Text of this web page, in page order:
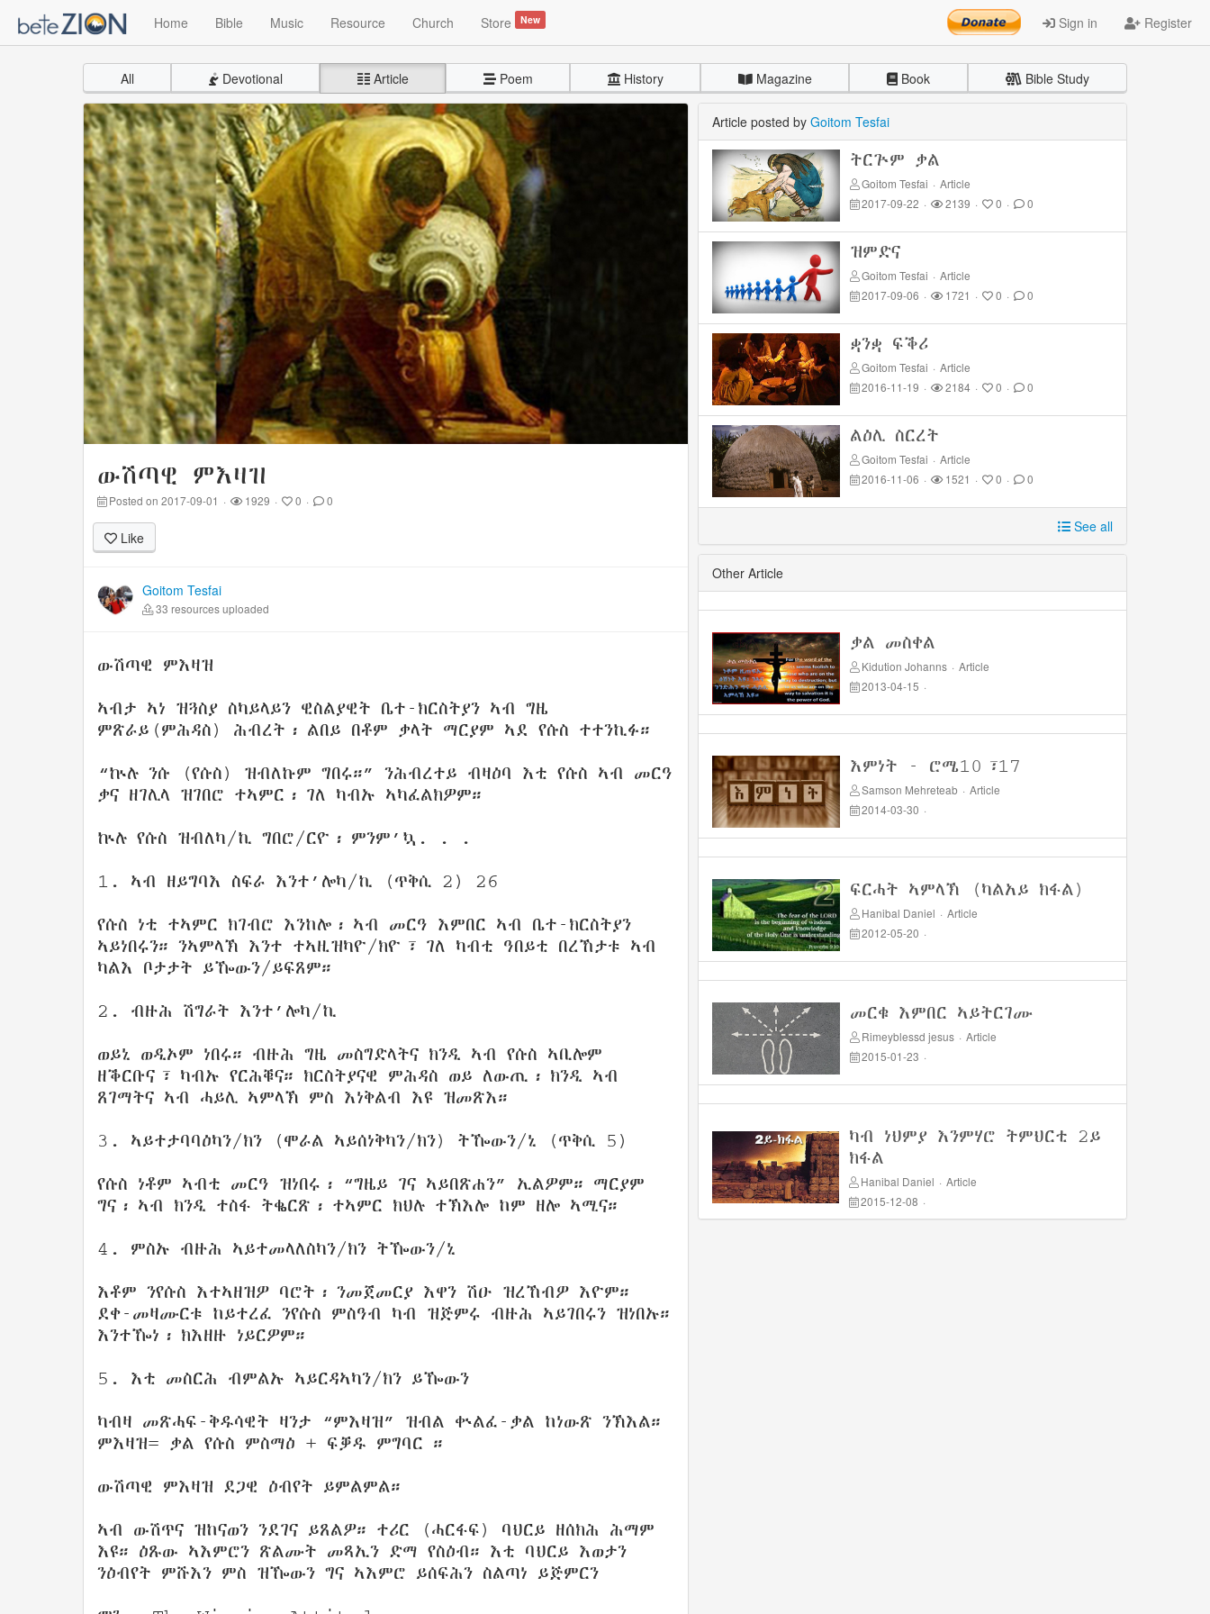
Home Bible Music Resource Church Store New Sign in Register
All Devotional Article Poem History Magazine Book Bible Study
ውሽጣዊ ምእዛዝ
Posted on 2017-09-01 · 1929 · 0 · 0
Like
Goitom Tesfai
33 resources uploaded
ውሽጣዊ ምእዛዝ
ኣብታ ኣነ ዝጓስያ ስካይላይን ዊስልያዊት ቤተ-ክርስትያን ኣብ ግዜ
ምጽራይ(ምሕዳስ) ሕብረት፡ ልበይ በቶም ቃላት ማርያም ኣደ የሱስ ተተንኪፉ።
“ኵሉ ንሱ (የሱስ) ዝብለኩም ግበሩ።” ንሕብረተይ ብዛዕባ እቲ የሱስ ኣብ መርዓ
ቃና ዘገሊላ ዝገበሮ ተኣምር፡ ገለ ካብኡ ኣካፈልክዎም።
ኵሉ የሱስ ዝብለካ/ኪ ግበሮ/ርዮ፡ ምንም’ኳ. . .
1. ኣብ ዘይግባእ ስፍራ እንተ’ሎካ/ኪ (ጥቅሲ 2) 26
የሱስ ነቲ ተኣምር ክገብሮ እንከሎ፡ ኣብ መርዓ እምበር ኣብ ቤተ-ክርስትያን
ኣይነበሩን። ንኣምላኽ እንተ ተኣዚዝካዮ/ክዮ፣ ገለ ካብቲ ዓበይቲ በረኸታቱ ኣብ
ካልእ ቦታታት ይዀውን/ይፍጸም።
2. ብዙሕ ሽግራት እንተ’ሎካ/ኪ
ወይኒ ወዲኦም ነበሩ። ብዙሕ ግዜ መስግድላትና ክንዲ ኣብ የሱስ ኣቢሎም
ዘቕርቡና፣ ካብኡ የርሕቑና። ክርስትያናዊ ምሕዳስ ወይ ለውጢ፡ ክንዲ ኣብ
ጸገማትና ኣብ ሓይሊ ኣምላኽ ምስ እነቅልብ እዩ ዝመጽእ።
3. ኣይተታባባዕካን/ክን (ሞራል ኣይሰነቅካን/ክን) ትዀውን/ኒ (ጥቅሲ 5)
የሱስ ነቶም ኣብቲ መርዓ ዝነበሩ፡ “ግዜይ ገና ኣይበጽሐን” ኢልዎም። ማርያም
ግና፡ ኣብ ክንዲ ተስፋ ትቈርጽ፡ ተኣምር ክህሉ ተኽእሎ ከም ዘሎ ኣሚና።
4. ምስኡ ብዙሕ ኣይተመላለስካን/ክን ትዀውን/ኒ
እቶም ንየሱስ እተኣዘዝዎ ባሮት፡ ንመጀመርያ እዋን ሽዑ ዝረኸብዎ እዮም።
ደቀ-መዛሙርቱ ከይተረፈ ንየሱስ ምስዓብ ካብ ዝጅምሩ ብዙሕ ኣይገበሩን ዝነበኡ።
እንተዀነ፡ ክእዘዙ ነይርዎም።
5. እቲ መስርሕ ብምልኡ ኣይርዳኣካን/ክን ይዀውን
ካብዛ መጽሓፍ-ቅዱሳዊት ዛንታ “ምእዛዝ” ዝብል ቍልፈ-ቃል ከነውጽ ንኽእል።
ምእዛዝ= ቃል የሱስ ምስማዕ + ፍቓዱ ምግባር ።
ውሽጣዊ ምእዛዝ ደጋዊ ዕብየት ይምልምል።
ኣብ ውሽጥና ዝከናወን ንደገና ይጸልዎ። ተሪር (ሓርፋፍ) ባህርይ ዘሰክሕ ሕማም
እዩ። ዕጹው ኣእምሮን ጽልሙት መጻኢን ድማ የስዕብ። እቲ ባህርይ እወታን
ንዕብየት ምሹእን ምስ ዝዀውን ግና ኣእምሮ ይሰፍሕን ስልጣነ ይጅምርን
Article posted by Goitom Tesfai
ትርጕም ቃል
Goitom Tesfai · Article
2017-09-22 · 2139 · 0 · 0
ዝምድና
Goitom Tesfai · Article
2017-09-06 · 1721 · 0 · 0
ቋንቋ ፍቕሪ
Goitom Tesfai · Article
2016-11-19 · 2184 · 0 · 0
ልዕሊ ስርረት
Goitom Tesfai · Article
2016-11-06 · 1521 · 0 · 0
See all
Other Article
ቃል መስቀል
Kidution Johanns · Article
2013-04-15 ·
እምነት - ሮሜ10፣17
Samson Mehreteab · Article
2014-03-30 ·
ፍርሓት ኣምላኽ (ካልአይ ክፋል)
Hanibal Daniel · Article
2012-05-20 ·
መርቁ እምበር ኣይትርገሙ
Rimeyblessd jesus · Article
2015-01-23 ·
ካብ ነህምያ እንምሃሮ ትምህርቲ 2ይ
ክፋል
Hanibal Daniel · Article
2015-12-08 ·